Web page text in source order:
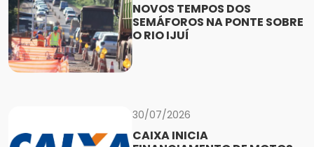
NOVOS TEMPOS DOS
SEMÁFOROS NA PONTE SOBRE
O RIO IJUÍ
30/07/2026
CAIXA INICIA